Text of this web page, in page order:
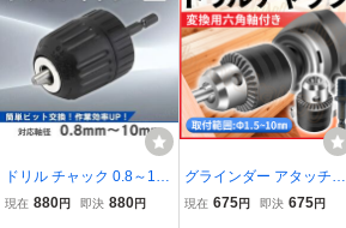
ドリル チャック 0.8～10
mm キーレス アダプター
現在 880円 即決 880円
グラインダー アタッチメ
ント サンダー 工具 六角
現在 675円 即決 675円